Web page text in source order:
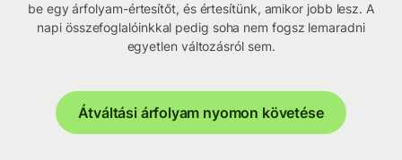
be egy árfolyam-értesítőt, és értesítünk, amikor jobb lesz. A
napi összefoglalóinkkal pedig soha nem fogsz lemaradni
egyetlen változásról sem.
Átváltási árfolyam nyomon követése